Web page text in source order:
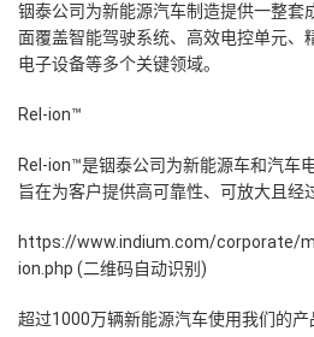
铟泰公司为新能源汽车制造提供一整套
面覆盖智能驾驶系统、高效电控单元、
电子设备等多个关键领域。
Rel-ion™
Rel-ion™是铟泰公司为新能源车和汽车
旨在为客户提供高可靠性、可放大且经
https://www.indium.com/corporate/
ion.php (二维码自动识别)
超过1000万辆新能源汽车使用我们的产